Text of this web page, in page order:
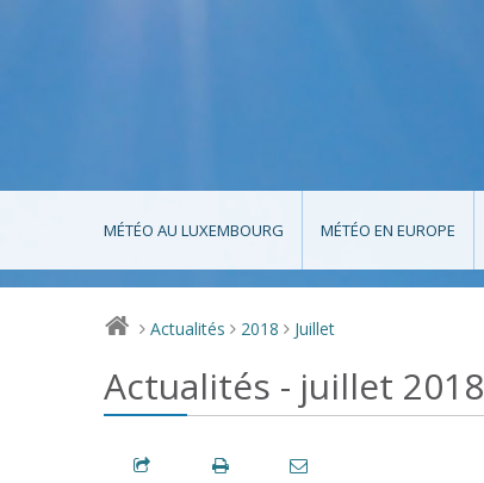
MÉTÉO AU LUXEMBOURG MÉTÉO EN EUROPE
> Actualités > 2018 > Juillet
Actualités - juillet 2018